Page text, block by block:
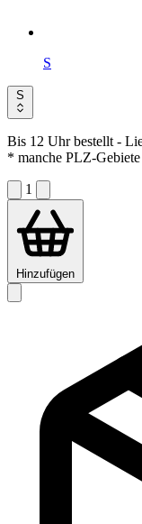
S
S
Bis 12 Uhr bestellt-
* manche PLZ-
1
Hinzufügen